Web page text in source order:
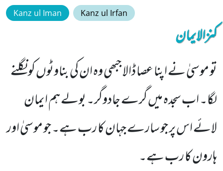
Kanz ul Iman Kanz ul Irfan
کنزالایمان
تو موسیٰ نے اپنا عصا ڈالا جبھی وہ ان کی بناوٹوں کو نگلنے
لگا۔ اب سجدہ میں گرے جادوگر۔ بولے ہم ایمان
لائے اس پر جو سارے جہان کا رب ہے۔ جو موسیٰ اور
ہارون کا رب ہے۔